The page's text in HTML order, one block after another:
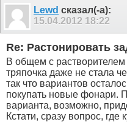
Lewd сказал(-а):
15.04.2012 18:22
Re: Растонировать
В общем с растворителем
тряпочка даже не стала
так что вариантов
покупать новые фонари.
варианта, возможно,
Кстати, сразу вопрос, где